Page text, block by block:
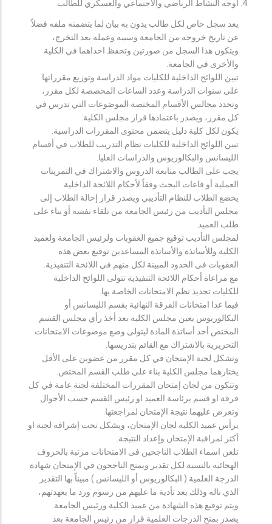
أوجه النشاط الرياضي والاجتماعي والعسكري للطالب.
يعد سجل خاص لكل طالب يدون به بيان لما يتضمنه ملفه فضلاً
عن تاريخ خروجه من الجامعة وسببه وعمله بعد التخرج،
ويتكون هذا السجل من صورتين وتحفظ احداهما في الكلية
والأخرى في الجامعة.
تبين اللوائح الداخلية للكليات مواد الدراسة وتوزيع مقرراتها
على سنوات الدراسة وعدد الساعات المخصصة لكل مقرر،
وتحدد مجالس الأقسام المختصة الموضوعات التي تدرس في
كل مقرر، ويصدر باعتمادها قرار مجلس الكلية.
يكون لكل كلية دليل يتضمن محتوى المقررات الدراسية.
تبين اللوائح الداخلية للكليات نظام التدريب للطلاب في أقسام
الليسانس والبكالوريوس والدراسات العليا.
يجب على الطالب متابعة الدروس والاشتراك في التمرينات
العملية أو قاعات البحث وفقاً لأحكام اللائحة الداخلية.
يخضع الطلاب للنظام التأديبي ويصدر قرار إحالة الطلاب إلى
مجلس التأديب من رئيس الجامعة من تلقاء نفسه أو بناء على
طلب العميد.
لمجلس التأديب توقيع جميع العقوبات ولرئيس الجامعة ولعميد
الكلية وللأساتذة والأساتذة المساعدين توقيع بعض هذه
العقوبات في الحدود المبينة لكل منهم في اللائحة التنفيذية.
مع مراعاة أحكام اللائحة التنفيذية تتولى اللوائح الداخلية
للكليات تحديد نظم الامتحانات الخاصة بها.
فيما عدا امتحانات الفرقة النهائية بقسم الليسانس أو
البكالوريوس يعين مجلس الكلية بعد أخذ رأي مجلس القسم
المختص أحد أساتذة المادة ليتولى وضع موضوعات الامتحانات
التحريرية بالاشتراك مع القائم بتدريسها.
وتشكل لجنة الإمتحان في كل مقرر من عضوين على الأقل
يختارهما مجلس الكلية بناء على طلب القسم المختص.
وتتكون من لجان إمتحان المقررات المختلفة لجنة عامة في كل
فرقة او قسم برئاسة العميد او رئيس القسم حسب الأحوال
وتعرض عليهما نتيجة الإمتحان لمراجعتها.
يرأس عميد الكلية لجان الإمتحان، ويشكل تحت إشرافه لجنة او
أكثر لمراقبة الإمتحان وإعداد النتيجة.
تلعن اسماء الطلاب الناجحين فى الامتحانات مرتبة بالحروف
الهجائيه بالنسبة لكل تقدير ويمنح الناجحون في الإمتحان شهادة
الدرجة العلمية ( البكالوريوس أو الليسانس ) مبيناً بها التقدير
الذي ناله وذلك بعد تأدية ما عليهم من رسوم ورد ما بعهدتهم،
ويتم توقيع هذه الشهادة من عميد الكلية ورئيس الجامعة.
يصدر بمنح الدرجات العلمية قرار من رئيس الجامعة بعد